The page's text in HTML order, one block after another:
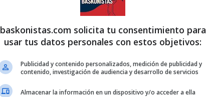
baskonistas.com solicita tu consentimiento para
usar tus datos personales con estos objetivos:
Publicidad y contenido personalizados, medición de publicidad y
contenido, investigación de audiencia y desarrollo de servicios
Almacenar la información en un dispositivo y/o acceder a ella